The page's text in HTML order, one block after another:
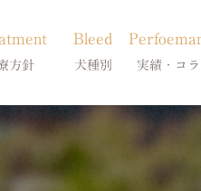
方針
事療法
Bleed
犬種別
柴犬の皮膚病
シーズーの皮膚病
実績・コラ
症状別